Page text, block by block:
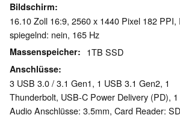
Bildschirm
16.10 Zoll 16:9, 2560 x 1440 Pixel 182 PPI,
spiegelnd: nein, 165 Hz
Massenspeicher 1TB SSD
Anschlüsse
3 USB 3.0 / 3.1 Gen1, 1 USB 3.1 Gen2, 1
Thunderbolt, USB-C Power Delivery (PD), 1
Audio Anschlüsse: 3.5mm, Card Reader: SD